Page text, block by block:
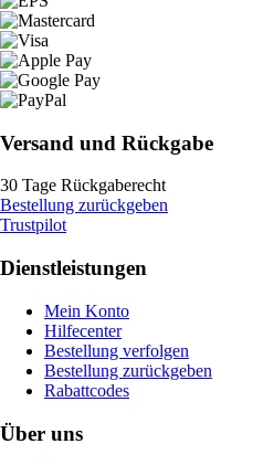
Versand und Rückgabe
30 Tage Rückgaberecht
Bestellung zurückgeben
Trustpilot
Dienstleistungen
Mein Konto
Hilfecenter
Bestellung verfolgen
Bestellung zurückgeben
Rabattcodes
Über uns